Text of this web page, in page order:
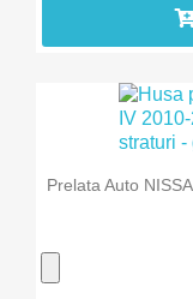
Prelata Auto